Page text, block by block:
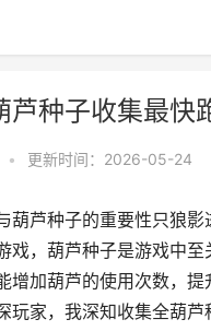
芦种子收集最快
• 更新时间：2026-05-24
葫芦种子的重要性只狼影
戏，葫芦种子是游戏中至
增加葫芦的使用次数，提
玩家，我深知收集全葫芦